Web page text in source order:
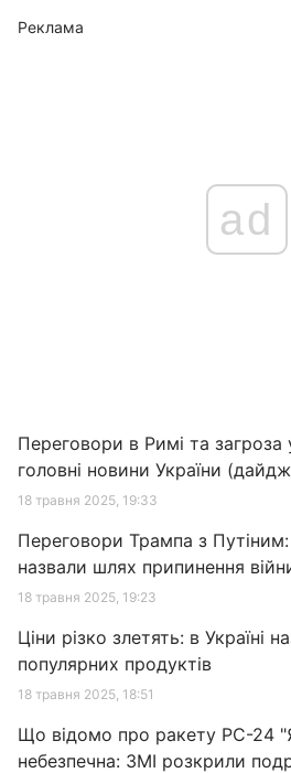
Реклама
ad
Переговори в Римі та загроза
головні новини України
18 травня 2025, 19:33
Переговори Трампа з
назвали шлях припинення
18 травня 2025, 19:23
Ціни різко злетять: в Україні
популярних продуктів
18 травня 2025, 18:51
Що відомо про ракету РС-24
небезпечна: ЗМІ розкрили